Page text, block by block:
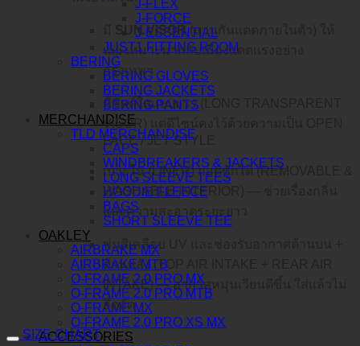
J-FLEX
J-FORCE
J-ESSENTIAL
JUST1 FITTING ROOM
BERING
BERING GLOVES
BERING JACKETS
BERING PANTS
MERCHANDISE
TLD MERCHANDISE
CAPS
WINDBREAKERS & JACKETS
LONG SLEEVE TEES
HOODIE FLEECE
BAGS
SHORT SLEEVE TEE
OAKLEY
AIRBRAKE MX
AIRBRAKE MTB
O-FRAME 2.0 PRO MX
O-FRAME 2.0 PRO MTB
O-FRAME MX
O-FRAME 2.0 PRO XS MX
ACCESSORIES
SUN VISOR(แว่นกันแดดภายในตัว) ให้
เลย เหมาะมากกับเมืองแดดแรงอย่าง
กรุงเทพฯ
มีชิลด์ใสแบบยาว (LONG TRANSPARENT
VISOR) แต่ดีไซน์คงไว้ด้วยความเป็น OPEN
FACE / JET STYLE
เบาะใน (LINER) ถอดซักได้ (REMOVABLE &
WASHABLE INTERIOR) — ช่วยเรื่องกลิ่น
และความสะอาดระยะยาว
พ่นสีเคลือบ UV และช่องรับอากาศด้านบน +
ด้านหลัง (TOP AIR INTAKE + REAR AIR
INTAKE) — อากาศหมุนเวียนดีขึ้น ใส่แล้วไม่
อึดอัด
SIZE CHART